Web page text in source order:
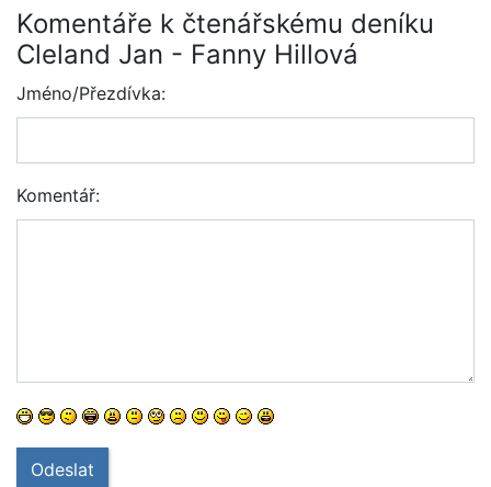
Komentáře k čtenářskému deníku
Cleland Jan - Fanny Hillová
Jméno/Přezdívka:
Komentář:
Odeslat